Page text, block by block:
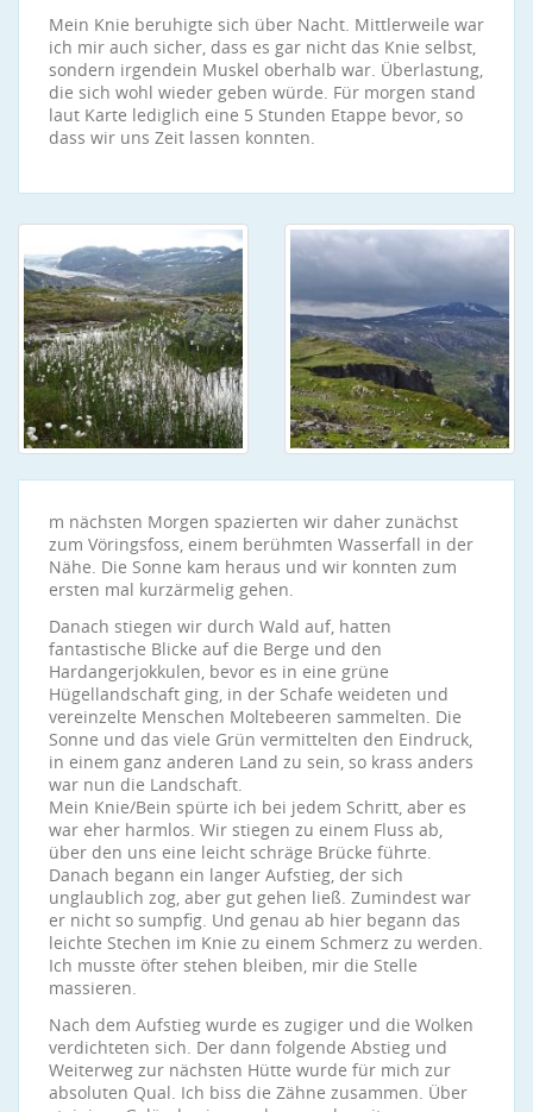
Mein Knie beruhigte sich über Nacht. Mittlerweile war
ich mir auch sicher, dass es gar nicht das Knie selbst,
sondern irgendein Muskel oberhalb war. Überlastung,
die sich wohl wieder geben würde. Für morgen stand
laut Karte lediglich eine 5 Stunden Etappe bevor, so
dass wir uns Zeit lassen konnten.
m nächsten Morgen spazierten wir daher zunächst
zum Vöringsfoss, einem berühmten Wasserfall in der
Nähe. Die Sonne kam heraus und wir konnten zum
ersten mal kurzärmelig gehen.
Danach stiegen wir durch Wald auf, hatten
fantastische Blicke auf die Berge und den
Hardangerjokkulen, bevor es in eine grüne
Hügellandschaft ging, in der Schafe weideten und
vereinzelte Menschen Moltebeeren sammelten. Die
Sonne und das viele Grün vermittelten den Eindruck,
in einem ganz anderen Land zu sein, so krass anders
war nun die Landschaft.
Mein Knie/Bein spürte ich bei jedem Schritt, aber es
war eher harmlos. Wir stiegen zu einem Fluss ab,
über den uns eine leicht schräge Brücke führte.
Danach begann ein langer Aufstieg, der sich
unglaublich zog, aber gut gehen ließ. Zumindest war
er nicht so sumpfig. Und genau ab hier begann das
leichte Stechen im Knie zu einem Schmerz zu werden.
Ich musste öfter stehen bleiben, mir die Stelle
massieren.
Nach dem Aufstieg wurde es zugiger und die Wolken
verdichteten sich. Der dann folgende Abstieg und
Weiterweg zur nächsten Hütte wurde für mich zur
absoluten Qual. Ich biss die Zähne zusammen. Über